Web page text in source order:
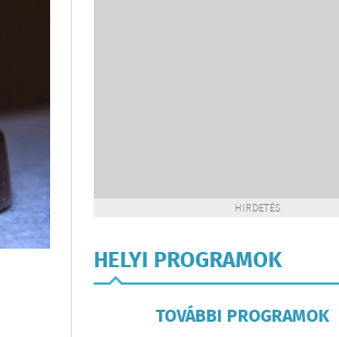
HIRDETÉS
HELYI PROGRAMOK
TOVÁBBI PROGRAMOK